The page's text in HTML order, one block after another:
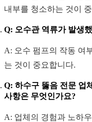
내부를 청소하는 것이
Q: 오수관 역류가 발생
A: 오수 펌프의 작동 여
는 것이 중요합니다.
Q: 하수구 뚫음 전문 업
사항은 무엇인가요?
A: 업체의 경험과 노하